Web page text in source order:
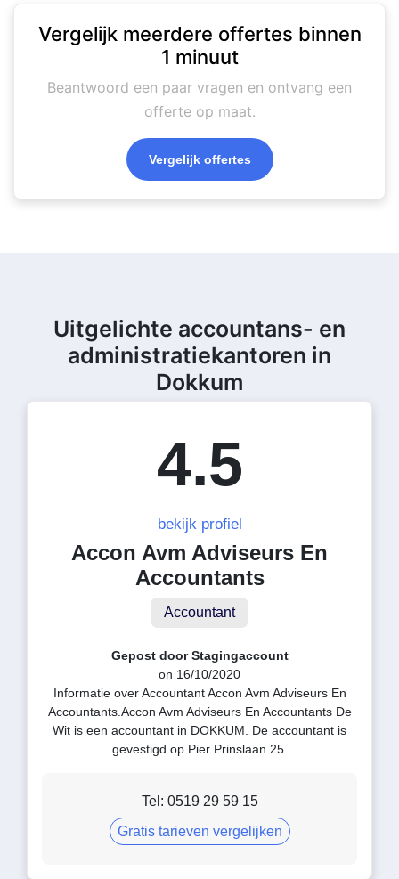
Vergelijk meerdere offertes binnen
1 minuut
Beantwoord een paar vragen en ontvang een
offerte op maat.
Vergelijk offertes
Uitgelichte accountans- en
administratiekantoren in
Dokkum
4.5
bekijk profiel
Accon Avm Adviseurs En
Accountants
Accountant
Gepost door Stagingaccount
on 16/10/2020
Informatie over Accountant Accon Avm Adviseurs En
Accountants.Accon Avm Adviseurs En Accountants De
Wit is een accountant in DOKKUM. De accountant is
gevestigd op Pier Prinslaan 25.
Tel: 0519 29 59 15
Gratis tarieven vergelijken